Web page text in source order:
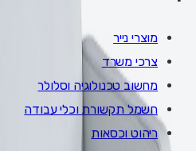
מוצרי נייר
צרכי משרד
מחשוב טכנולוגיה וסלולר
חשמל תקשורת וכלי עבודה
ריהוט וכסאות